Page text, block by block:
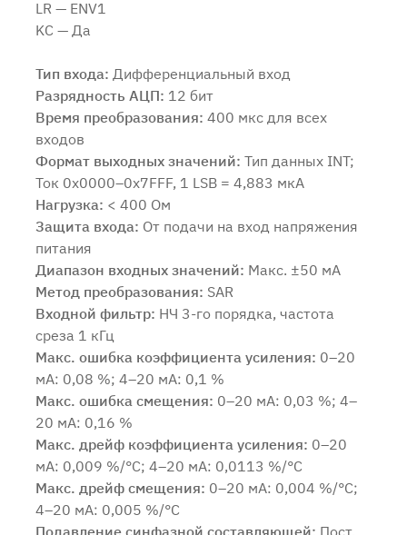
LR — ENV1
KC — Да
Тип входа: Дифференциальный вход
Разрядность АЦП: 12 бит
Время преобразования: 400 мкс для всех
входов
Формат выходных значений: Тип данных INT;
Ток 0x0000–0x7FFF, 1 LSB = 4,883 мкА
Нагрузка: < 400 Ом
Защита входа: От подачи на вход напряжения
питания
Диапазон входных значений: Макс. ±50 мА
Метод преобразования: SAR
Входной фильтр: НЧ 3-го порядка, частота
среза 1 кГц
Макс. ошибка коэффициента усиления: 0–20
мА: 0,08 %; 4–20 мА: 0,1 %
Макс. ошибка смещения: 0–20 мА: 0,03 %; 4–
20 мА: 0,16 %
Макс. дрейф коэффициента усиления: 0–20
мА: 0,009 %/°C; 4–20 мА: 0,0113 %/°C
Макс. дрейф смещения: 0–20 мА: 0,004 %/°C;
4–20 мА: 0,005 %/°C
Подавление синфазной составляющей: Пост.
Продолжить покупки